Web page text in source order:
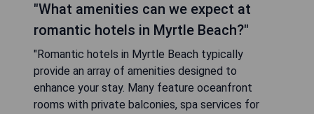
"What amenities can we expect at
romantic hotels in Myrtle Beach?"
"Romantic hotels in Myrtle Beach typically
provide an array of amenities designed to
enhance your stay. Many feature oceanfront
rooms with private balconies, spa services for